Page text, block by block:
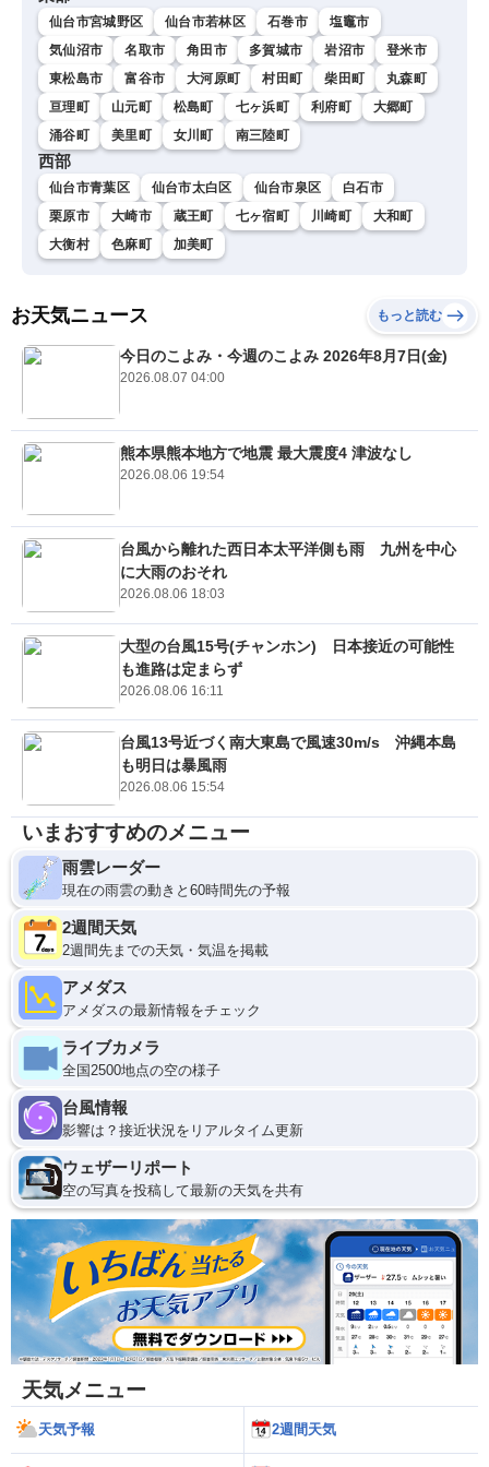
仙台市宮城野区 仙台市若林区 石巻市
塩竈市
気仙沼市
名取市 角田市 多賀城市 岩沼市
登米市
東松島市
富谷市 大河原町 村田町 柴田町
丸森町
亘理町
山元町 松島町 七ヶ浜町 利府町
大郷町
涌谷町
美里町 女川町 南三陸町
西部
仙台市青葉区 仙台市太白区 仙台市泉区
白石市
栗原市
大崎市 蔵王町 七ヶ宿町 川崎町
大和町
大衡村
色麻町 加美町
お天気ニュース もっと読む
今日のこよみ・今週のこよみ 2026年8月7日(金)
2026.08.07 04:00
熊本県熊本地方で地震 最大震度4 津波なし
2026.08.06 19:54
台風から離れた西日本太平洋側も雨 九州を中心
に大雨のおそれ
2026.08.06 18:03
大型の台風15号(チャンホン) 日本接近の可能性
も進路は定まらず
2026.08.06 16:11
台風13号近づく南大東島で風速30m/s 沖縄本島
も明日は暴風雨
2026.08.06 15:54
いまおすすめのメニュー
雨雲レーダー
現在の雨雲の動きと60時間先の予報
2週間天気
2週間先までの天気・気温を掲載
アメダス
アメダスの最新情報をチェック
ライブカメラ
全国2500地点の空の様子
台風情報
影響は？接近状況をリアルタイム更新
ウェザーリポート
空の写真を投稿して最新の天気を共有
天気メニュー
天気予報 2週間天気